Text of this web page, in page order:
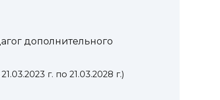
дополнительного
г. по 21.03.2028 г.)